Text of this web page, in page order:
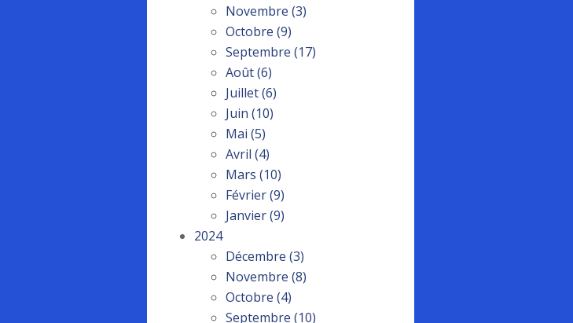
Novembre (3)
Octobre (9)
Septembre (17)
Août(6)
Juillet(6)
Juin (10)
Mai (5)
Avril (4)
Mars (10)
Février(9)
Janvier(9)
2024
Décembre (3)
Novembre (8)
Octobre (4)
Septembre (10)